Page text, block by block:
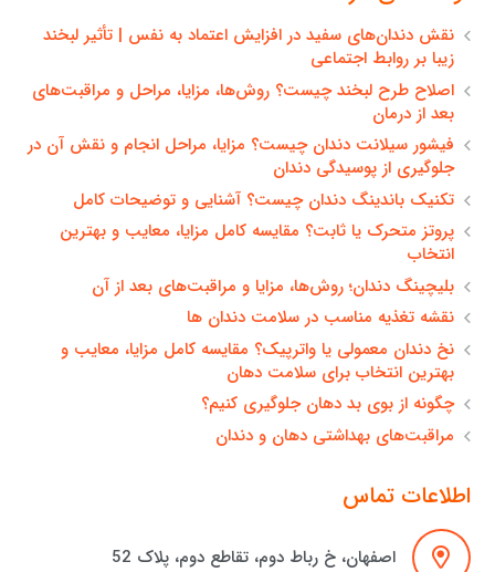
نقش دندان‌های سفید در افزایش اعتماد به نفس | تأثیر لبخند
زیبا بر روابط اجتماعی
اصلاح طرح لبخند چیست؟ روش‌ها، مزایا، مراحل و مراقبت‌های
بعد از درمان
فیشور سیلانت دندان چیست؟ مزایا، مراحل انجام و نقش آن در
جلوگیری از پوسیدگی دندان
تکنیک باندینگ دندان چیست؟ آشنایی و توضیحات کامل
پروتز متحرک یا ثابت؟ مقایسه کامل مزایا، معایب و بهترین
انتخاب
بلیچینگ دندان؛ روش‌ها، مزایا و مراقبت‌های بعد از آن
نقشه تغذیه مناسب در سلامت دندان ها
نخ دندان معمولی یا واترپیک؟ مقایسه کامل مزایا، معایب و
بهترین انتخاب برای سلامت دهان
چگونه از بوی بد دهان جلوگیری کنیم؟
مراقبت‌های بهداشتی دهان و دندان
اطلاعات تماس
اصفهان، خ رباط دوم، تقاطع دوم، پلاک 52